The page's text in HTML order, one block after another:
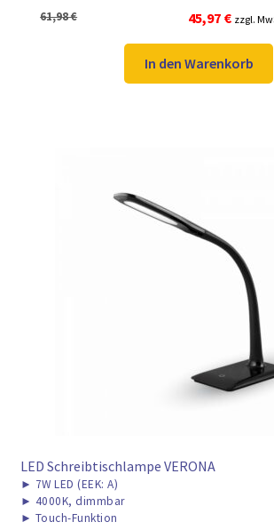
von 5
61,98€
Ursprünglicher
Preis
war:
61,98 €
45,97 €
Preis
ist:
45,97 €.
zzgl.
In den Warenkorb
LED Schreibtischlampe VERONA
► 7W LED (EEK: A)
► 4000K, dimmbar
► Touch-Funktion